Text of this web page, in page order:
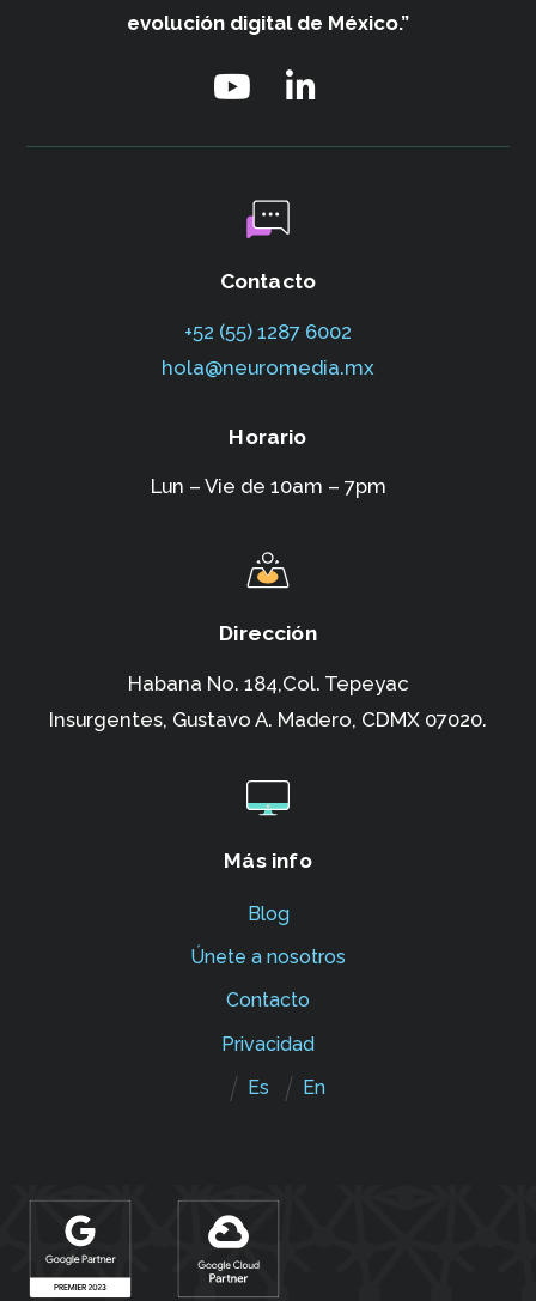
evolución digital de México.”
Contacto
+52 (55) 1287 6002‬
hola@neuromedia.mx
Horario
Lun – Vie de 10am – 7pm
Dirección
Habana No. 184,Col. Tepeyac
Insurgentes, Gustavo A. Madero, CDMX 07020.
Más info
Blog
Únete a nosotros
Contacto
Privacidad
Es
En